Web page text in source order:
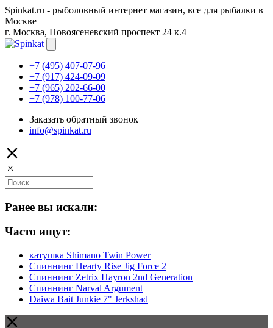
Spinkat.ru - рыболовный интернет магазин, все для рыбалки в
Москве
г. Москва, Новоясеневский проспект 24 к.4
+7 (495) 407-07-96
+7 (917) 424-09-09
+7 (965) 202-66-00
+7 (978) 100-77-06
Заказать обратный звонок
info@spinkat.ru
Ранее вы искали:
Часто ищут:
катушка Shimano Twin Power
Спиннинг Hearty Rise Jig Force 2
Спиннинг Zetrix Hayron 2nd Generation
Спиннинг Narval Argument
Daiwa Bait Junkie 7" Jerkshad